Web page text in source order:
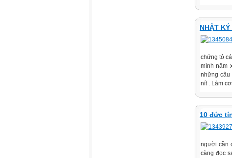
NHẬT KÝ
chứng tỏ
mình năm
những câu
nít . Làm
10 đức
người cần
càng đọc